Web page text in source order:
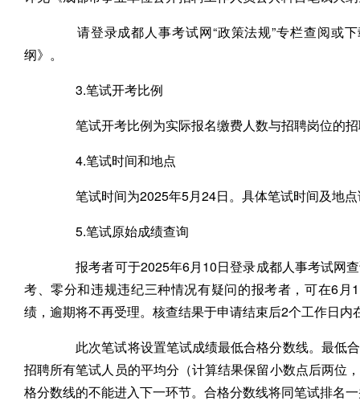
请登录成都人事考试网“政策法规”专栏查阅或
纲》。
3.笔试开考比例
笔试开考比例为实际报名缴费人数与招聘岗位的招
4.笔试时间和地点
笔试时间为2025年5月24日。具体笔试时间及地点
5.笔试原始成绩查询
报考者可于2025年6月10日登录成都人事考试网
考、零分和违规违纪三种情况有疑问的报考者，可在6
绩，逾期将不再受理。核查结果于申请结束后2个工作日内
此次笔试将设置笔试成绩最低合格分数线。最低
招聘所有笔试人员的平均分（计算结果保留小数点后两位
格分数线的不能进入下一环节。合格分数线将同笔试排名